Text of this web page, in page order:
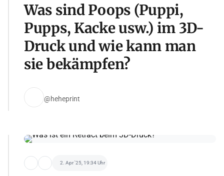
Was sind Poops (Puppi,
Pupps, Kacke usw.) im 3D-
Druck und wie kann man
sie bekämpfen?
@heheprint
2. Apr '25, 19:34 Uhr